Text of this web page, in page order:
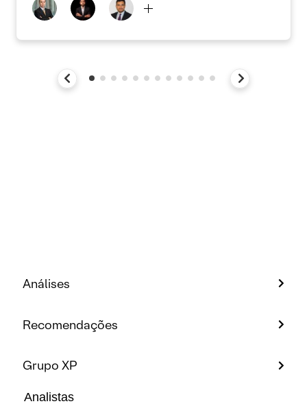
Análises
Recomendações
Grupo XP
Analistas